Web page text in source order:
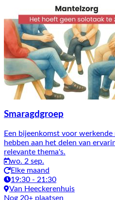
Smaragdgroep
Een bijeenkomst voor
hebben aan het delen van
relevante thema's.
wo. 2 sep.
Elke maand
19:30 - 21:30
Van Heeckerenhuis
Nog 20+ plaatsen